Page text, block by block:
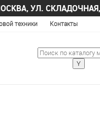
УЛ.
техники Контакты